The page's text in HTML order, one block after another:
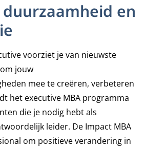
en
voorziet je van nieuwste
jouw
mee te creëren, verbeteren
het executive MBA programma
die je nodig hebt als
leider. De Impact MBA
om positieve verandering in